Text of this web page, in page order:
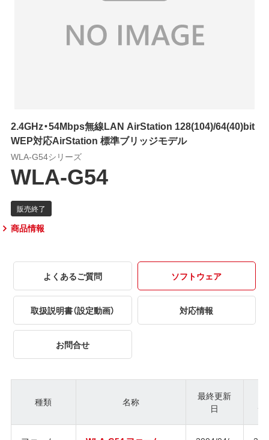
2.4GHz・54Mbps無線LAN AirStation 128(104)/64(40)bit
WEP対応AirStation 標準ブリッジモデル
WLA-G54シリーズ
WLA-G54
商品情報
よくあるご質問 ソフトウェア
取扱説明書（設定動画） 対応情報
お問合せ
種類 名称
最終更新
日
ジ